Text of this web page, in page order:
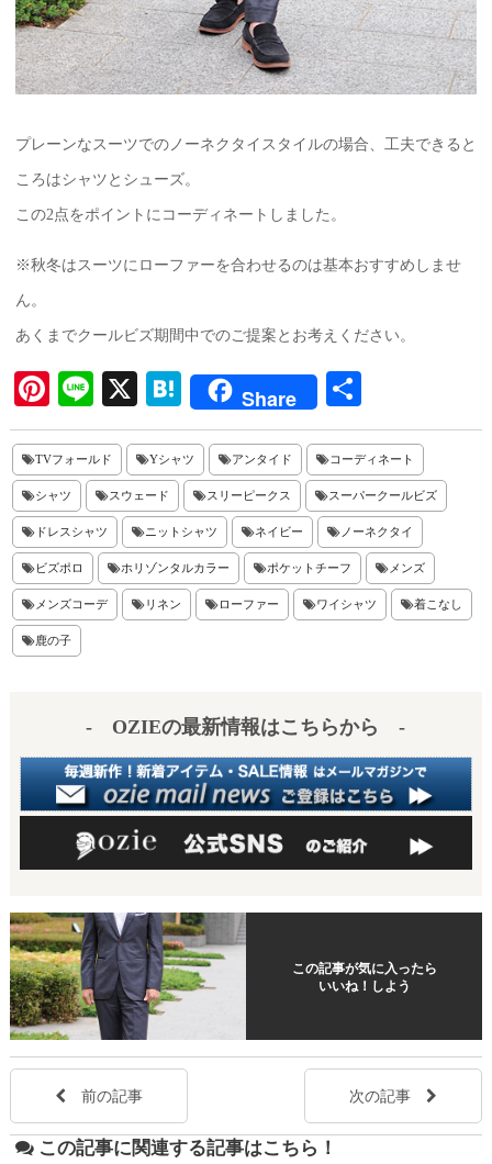
プレーンなスーツでのノーネクタイスタイルの場合、工夫できると
ころはシャツとシューズ。
この2点をポイントにコーディネートしました。
※秋冬はスーツにローファーを合わせるのは基本おすすめしませ
ん。
あくまでクールビズ期間中でのご提案とお考えください。
Pi
nt
er
es
t
Li
ne
X
H
at
en
a
Share
有
TVフォールド Yシャツ アンタイド コーディネート
シャツ スウェード スリーピークス スーパークールビズ
ドレスシャツ ニットシャツ ネイビー ノーネクタイ
ビズポロ ホリゾンタルカラー ポケットチーフ メンズ
メンズコーデ リネン ローファー ワイシャツ 着こなし
鹿の子
- OZIEの最新情報はこちらから -
この記事が気に入ったら
いいね！しよう
前の記事 次の記事
この記事に関連する記事はこちら！